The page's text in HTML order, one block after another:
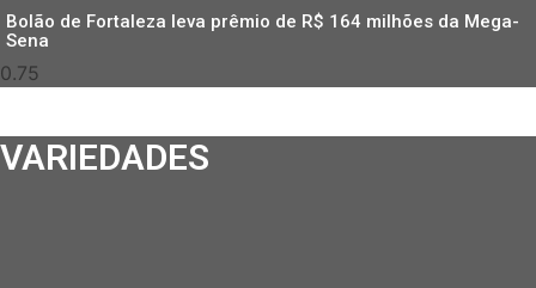
Bolão de Fortaleza leva prêmio de R$ 164 milhões da Mega-
Sena
VARIEDADES